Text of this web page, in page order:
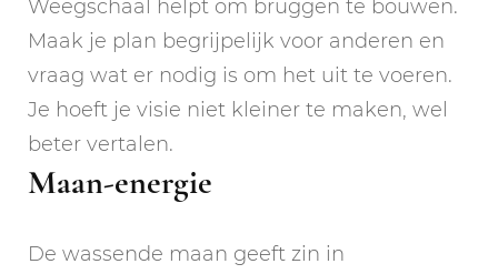
Weegschaal helpt om bruggen te bouwen.
Maak je plan begrijpelijk voor anderen en
vraag wat er nodig is om het uit te voeren.
Je hoeft je visie niet kleiner te maken, wel
beter vertalen.
Maan-energie
De wassende maan geeft zin in